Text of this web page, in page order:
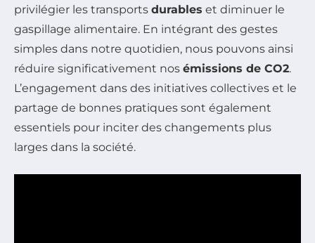
privilégier les transports durables et diminuer le
gaspillage alimentaire. En intégrant des gestes
simples dans notre quotidien, nous pouvons ainsi
réduire significativement nos émissions de CO2.
L’engagement dans des initiatives collectives et le
partage de bonnes pratiques sont également
essentiels pour inciter des changements plus
larges dans la société.